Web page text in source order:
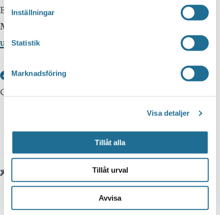
Inställningar
Statistik
Marknadsföring
Visa detaljer
Tillåt alla
Tillåt urval
Avvisa
Besöksservice 0141 - 10 1 2 05
Mail
upplev@motala.se
Om webbplatsen
Integritetspolicy
Andra webbplatser
Translate